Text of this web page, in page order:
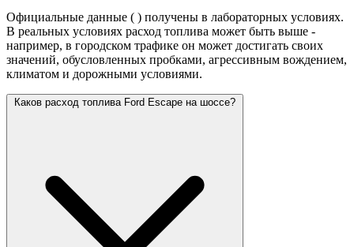
Официальные данные ( ) получены в лабораторных условиях.
В реальных условиях расход топлива может быть выше -
например, в городском трафике он может достигать своих
значений, обусловленных пробками, агрессивным вождением,
климатом и дорожными условиями.
Каков расход топлива Ford Escape на шоссе?